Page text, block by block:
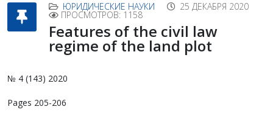
ЮРИДИЧЕСКИЕ НАУКИ 25 ДЕКАБРЯ 2020
ПРОСМОТРОВ: 1158
Features of the civil law
regime of the land plot
№ 4 (143) 2020
Pages 205-206